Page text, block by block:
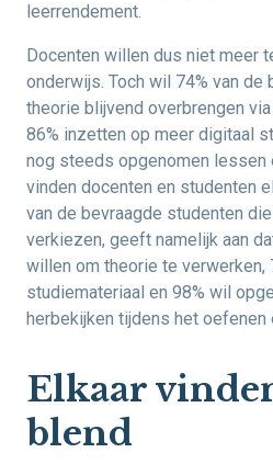
leerrendement.
Docenten willen dus niet meer
onderwijs. Toch wil 74% van de
theorie blijvend overbrengen
86% inzetten op meer digitaal
nog steeds opgenomen lessen
vinden docenten en studenten
van de bevraagde studenten
verkiezen, geeft namelijk aan
willen om theorie te verwerken,
studiemateriaal en 98% wil
herbekijken tijdens het oefenen
Elkaar
blend